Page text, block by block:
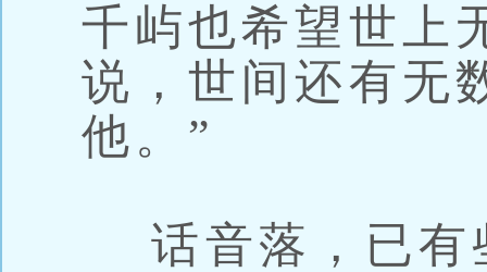
千屿也希望世上
说，世间还有无
他。”
话音落，已有